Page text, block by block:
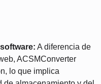
A diferencia de
ACSMConverter
lo que implica